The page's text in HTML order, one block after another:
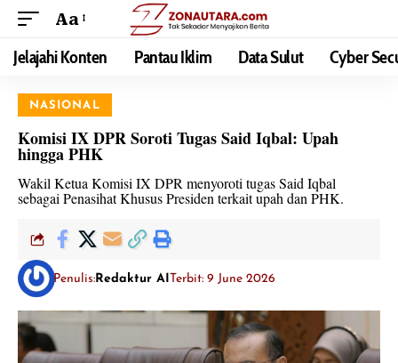
Aa
Jelajahi Konten Pantau Iklim Data Sulut Cyber
NASIONAL
Komisi IX DPR Soroti Tugas Said Iqbal: Upah
hingga PHK
Wakil Ketua Komisi IX DPR menyoroti tugas Said Iqbal
sebagai Penasihat Khusus Presiden terkait upah dan PHK.
Penulis: Redaktur AITerbit: 9 June 2026